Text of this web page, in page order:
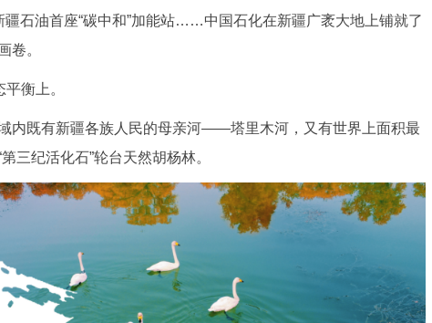
石油首座“碳中和”加能站……中国石化在新疆广袤大地上铺就了
卷。
衡上。
既有新疆各族人民的母亲河——塔里木河，又有世界上面积最
三纪活化石”轮台天然胡杨林。